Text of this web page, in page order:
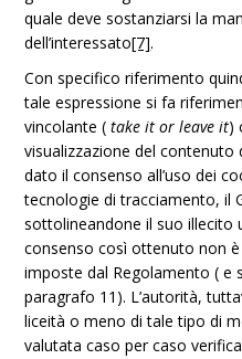
quale deve sostanziarsi la
dell’interessato[7].
Con specifico riferimento
tale espressione si fa
vincolante (take it or leave it)
visualizzazione del
dato il consenso all’uso dei
tecnologie di tracciamento, il
sottolineandone il suo illecito
consenso così ottenuto non
imposte dal Regolamento ( e
paragrafo 11). L’autorità,
liceità o meno di tale tipo di
valutata caso per caso